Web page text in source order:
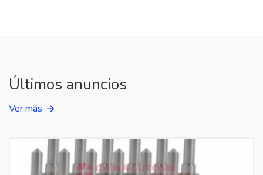
Últimos anuncios
Ver más